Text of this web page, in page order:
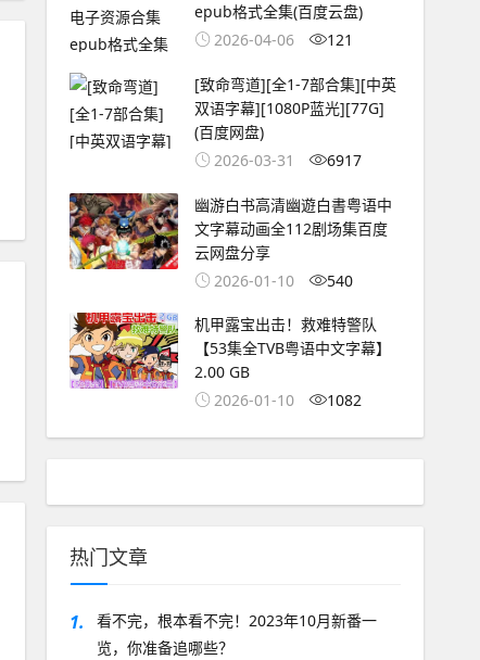
epub格式全集(百度云盘)
2026-04-06
121
[致命弯道][全1-7部合集][中英
双语字幕][1080P蓝光][77G]
(百度网盘)
2026-03-31
6917
幽游白书高清幽遊白書粤语中
文字幕动画全112剧场集百度
云网盘分享
2026-01-10
540
机甲露宝出击！救难特警队
【53集全TVB粤语中文字幕】
2.00 GB
2026-01-10
1082
热门文章
1.
看不完，根本看不完！2023年10月新番一
览，你准备追哪些？